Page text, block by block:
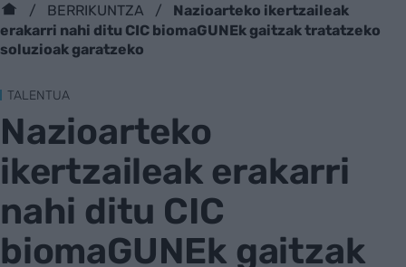
BERRIKUNTZA
Nazioarteko ikertzaileak
erakarri nahi ditu CIC biomaGUNEk gaitzak tratatzeko
soluzioak garatzeko
TALENTUA
Nazioarteko
ikertzaileak erakarri
nahi ditu CIC
biomaGUNEk gaitzak